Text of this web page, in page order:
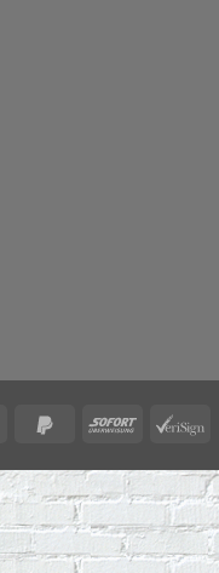
Maestro
PayPal
Sofort